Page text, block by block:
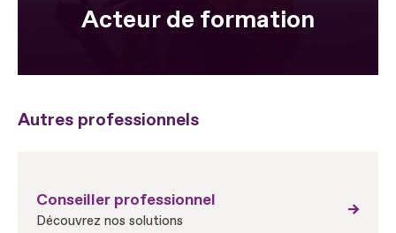
Acteur de formation
Autres professionnels
Conseiller professionnel
Découvrez nos solutions